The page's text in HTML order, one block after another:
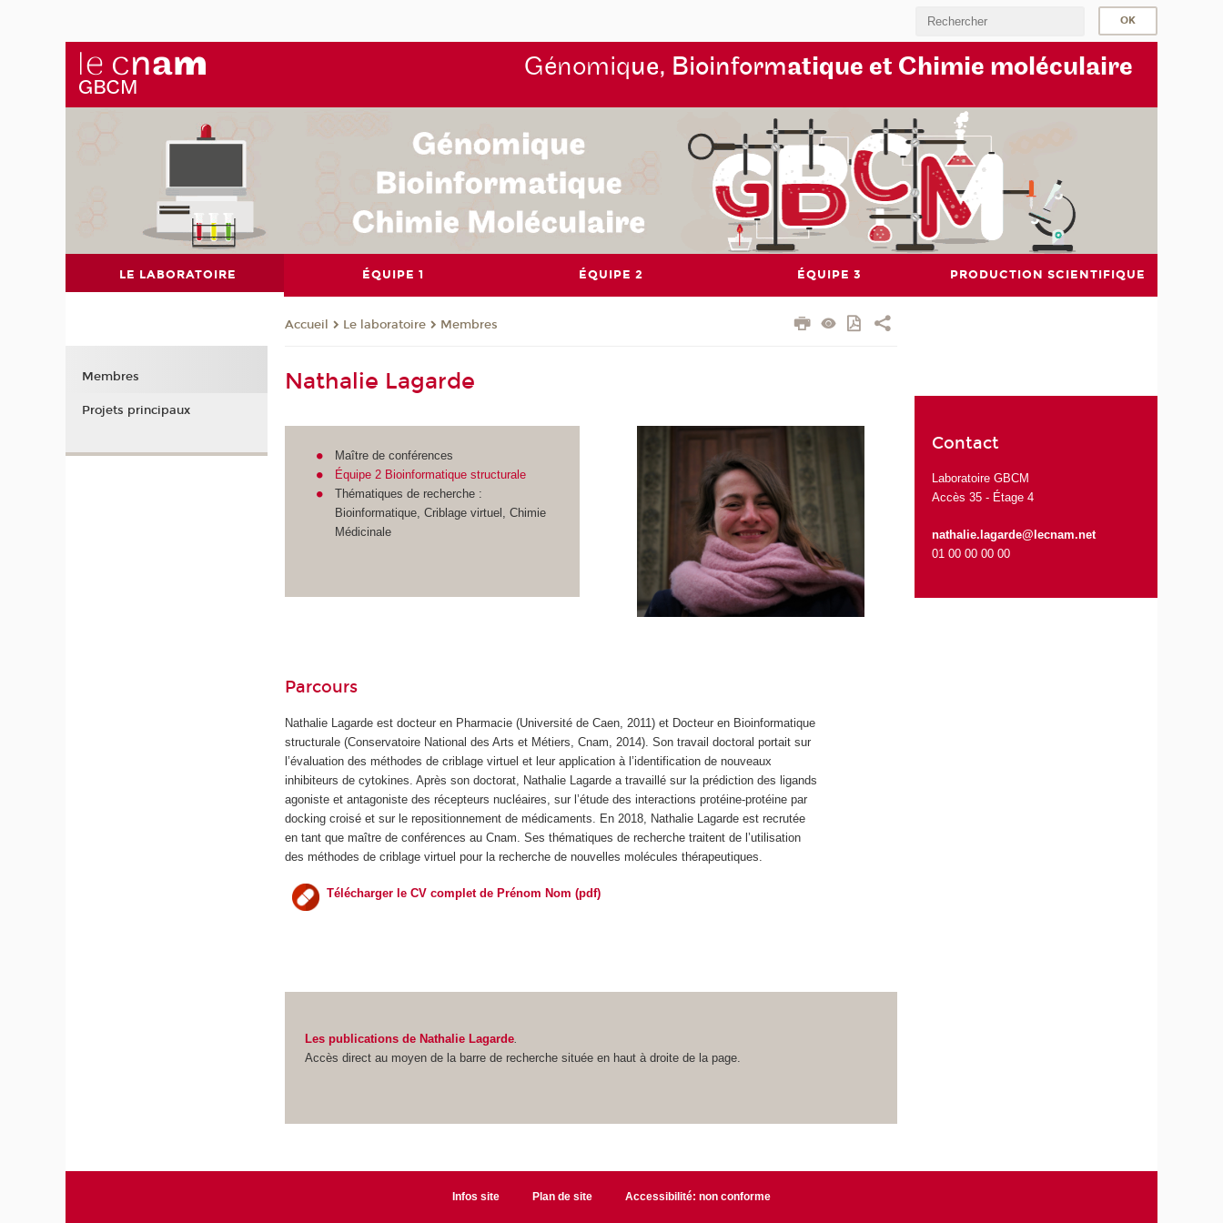
Génomique, Bioinformatique et Chimie moléculaire
LE LABORATOIRE ÉQUIPE 1 ÉQUIPE 2 ÉQUIPE 3 PRODUCTION SCIENTIFIQUE
Accueil Le laboratoire Membres
Nathalie Lagarde
Maître de conférences
Équipe 2 Bioinformatique structurale
Thématiques de recherche :
Bioinformatique, Criblage virtuel, Chimie
Médicinale
Parcours
Nathalie Lagarde est docteur en Pharmacie (Université de Caen, 2011) et Docteur en Bioinformatique
structurale (Conservatoire National des Arts et Métiers, Cnam, 2014). Son travail doctoral portait sur
l’évaluation des méthodes de criblage virtuel et leur application à l’identification de nouveaux
inhibiteurs de cytokines. Après son doctorat, Nathalie Lagarde a travaillé sur la prédiction des ligands
agoniste et antagoniste des récepteurs nucléaires, sur l’étude des interactions protéine-protéine par
docking croisé et sur le repositionnement de médicaments. En 2018, Nathalie Lagarde est recrutée
en tant que maître de conférences au Cnam. Ses thématiques de recherche traitent de l’utilisation
des méthodes de criblage virtuel pour la recherche de nouvelles molécules thérapeutiques.
Télécharger le CV complet de Prénom Nom (pdf)
Les publications de Nathalie Lagarde.
Accès direct au moyen de la barre de recherche située en haut à droite de la page.
Contact
Laboratoire GBCM
Accès 35 - Étage 4
nathalie.lagarde@lecnam.net
01 00 00 00 00
Membres
Projets principaux
Infos site Plan de site Accessibilité: non conforme